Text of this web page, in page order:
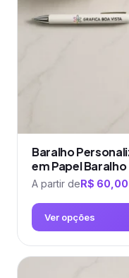
escolhidas
na
Baralho
em Papel Baralho
A partir deR$ 60,00
Ver opções
Este
produto